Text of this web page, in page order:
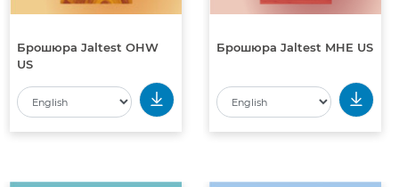
Брошюра Jaltest OHW
US
Брошюра Jaltest MHE US